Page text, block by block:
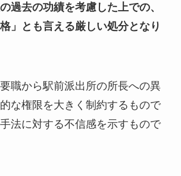
過去の功績を考慮した上での、
」とも言える厳しい処分となり
職から駅前派出所の所長への異
な権限を大きく制約するもので
法に対する不信感を示すもので